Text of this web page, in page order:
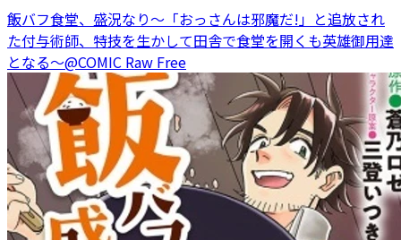
飯バフ食堂、盛況なり～「おっさんは邪魔だ!」と追放され
た付与術師、特技を生かして田舎で食堂を開くも英雄御用達
となる～@COMIC Raw Free